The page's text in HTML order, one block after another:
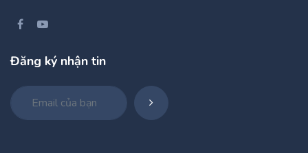
Đăng ký nhận tin